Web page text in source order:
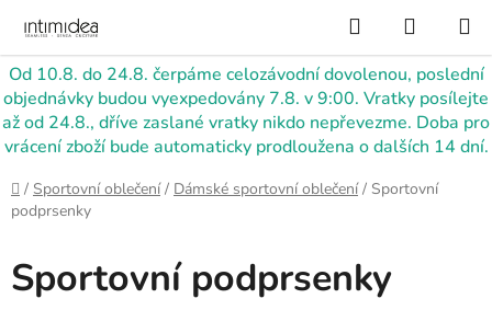
obsah
Od 10.8. do 24.8. čerpáme celozávodní dovolenou, poslední
objednávky budou vyexpedovány 7.8. v 9:00. Vratky posílejte
až od 24.8., dříve zaslané vratky nikdo nepřevezme. Doba pro
vrácení zboží bude automaticky prodloužena o dalších 14 dní.
Hledat
KOŠÍK
Domů
/ Sportovní oblečení / Dámské sportovní oblečení / Sportovní
podprsenky
Sportovní podprsenky